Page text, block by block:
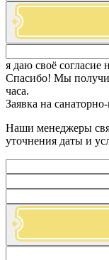
я даю своё согласие
Спасибо! Мы
часа.
Заявка на
Наши менеджеры
уточнения даты и